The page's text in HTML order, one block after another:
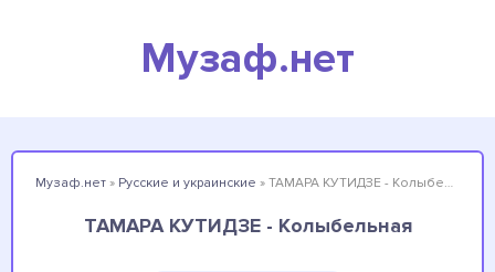
Музаф.нет
Музаф.нет » Русские и украинские » ТАМАРА КУТИДЗЕ - Колыбельная
ТАМАРА КУТИДЗЕ - Колыбельная